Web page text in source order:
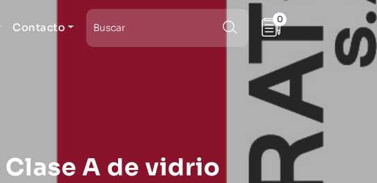
Contacto
0
A de vidrio